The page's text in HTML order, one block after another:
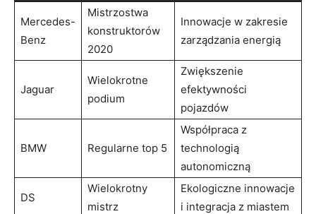
Mercedes-
Benz
Mistrzostwa
konstruktorów
2020
Innowacje w zakresie
zarządzania energią
Jaguar
Wielokrotne
podium
Zwiększenie
efektywności
pojazdów
BMW Regularne top 5
Współpraca z
technologią
autonomiczną
DS
Wielokrotny
mistrz
Ekologiczne innowacje
i integracja z miastem